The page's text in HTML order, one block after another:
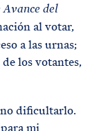
Avance del
al votar,
a las urnas;
los votantes,
dificultarlo.
mi